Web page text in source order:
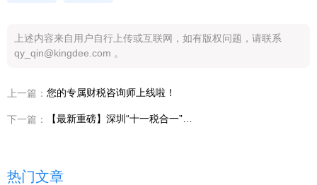
上述内容来自用户自行上传或互联网，如有版权问题，请联系
qy_qin@kingdee.com 。
上一篇： 您的专属财税咨询师上线啦！
下一篇：
热门文章